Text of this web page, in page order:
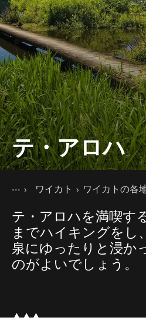
テ・アロハ
現在のページ
ホームワイカト ワイカトの各
テ・アロハを満喫す
までハイキングをし
泉にゆったりと浸か
のがよいでしょう。